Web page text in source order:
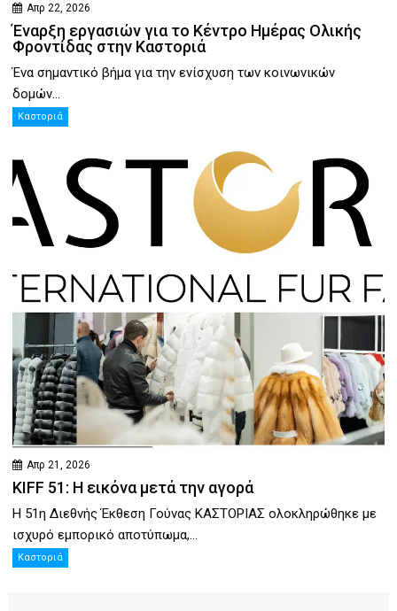
Απρ 22, 2026
Έναρξη εργασιών για το Κέντρο Ημέρας Ολικής
Φροντίδας στην Καστοριά
Ένα σημαντικό βήμα για την ενίσχυση των κοινωνικών
δομών...
Καστοριά
Απρ 21, 2026
KIFF 51: Η εικόνα μετά την αγορά
Η 51η Διεθνής Έκθεση Γούνας ΚΑΣΤΟΡΙΑΣ ολοκληρώθηκε με
ισχυρό εμπορικό αποτύπωμα,...
Καστοριά